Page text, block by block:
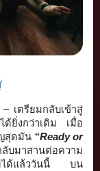
– เตรียมกลับเข้าสู่
ยิ่งกว่าเดิม เมื่อ
สุดมัน “Ready or
บมาสานต่อความ
ด้แล้ววันนี้ บน